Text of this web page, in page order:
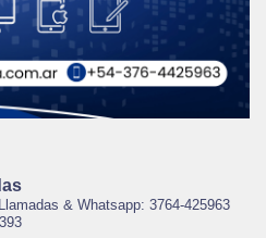
& Whatsapp: 3764-425963